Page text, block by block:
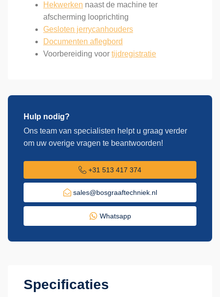
Hekwerken naast de machine ter
afscherming looprichting
Gesloten jerrycanhouders
Documenten aflegbord
Voorbereiding voor tijdregistratie
Hulp nodig?
Ons team van specialisten helpt u graag verder
om uw overige vragen te beantwoorden!
+31 513 417 374
sales@bosgraaftechniek.nl
Whatsapp
Specificaties